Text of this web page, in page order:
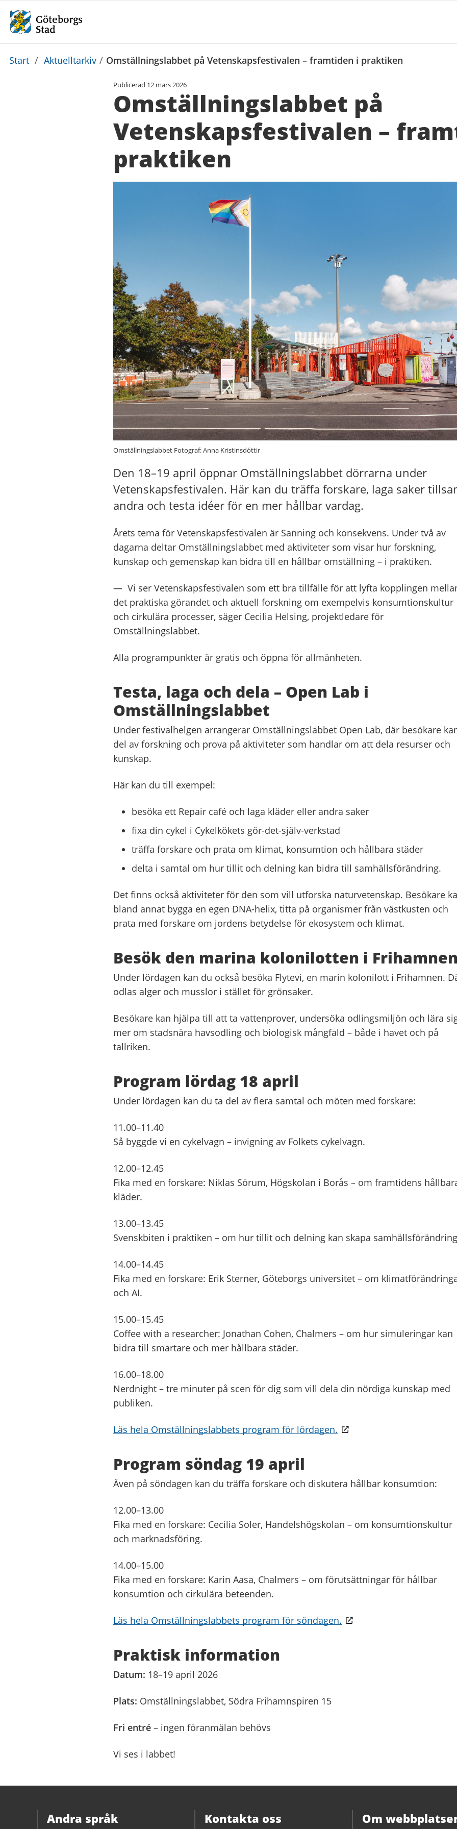
Du
Start / Aktuelltarkiv / Omställningslabbet på Vetenskapsfestivalen – framtiden i praktiken
Publicerad 12 mars 2026
Omställningslabbet på
Vetenskapsfestivalen –
praktiken
Omställningslabbet Fotograf: Anna Kristinsdóttir
Den 18–19 april öppnar Omställningslabbet dörrarna under
Vetenskapsfestivalen. Här kan du träffa forskare, laga saker
andra och testa idéer för en mer hållbar vardag.
Årets tema för Vetenskapsfestivalen är Sanning och konsekvens. Under två av
dagarna deltar Omställningslabbet med aktiviteter som visar hur forskning,
kunskap och gemenskap kan bidra till en hållbar omställning – i praktiken.
— Vi ser Vetenskapsfestivalen som ett bra tillfälle för att lyfta kopplingen
det praktiska görandet och aktuell forskning om exempelvis konsumtionskultur
och cirkulära processer, säger Cecilia Helsing, projektledare för
Omställningslabbet.
Alla programpunkter är gratis och öppna för allmänheten.
Testa, laga och dela – Open Lab i
Omställningslabbet
Under festivalhelgen arrangerar Omställningslabbet Open Lab, där besökare
del av forskning och prova på aktiviteter som handlar om att dela resurser och
kunskap.
Här kan du till exempel:
besöka ett Repair café och laga kläder eller andra saker
fixa din cykel i Cykelkökets gör-det-själv-verkstad
träffa forskare och prata om klimat, konsumtion och hållbara städer
delta i samtal om hur tillit och delning kan bidra till samhällsförändring.
Det finns också aktiviteter för den som vill utforska naturvetenskap. Besökare
bland annat bygga en egen DNA-helix, titta på organismer från västkusten och
prata med forskare om jordens betydelse för ekosystem och klimat.
Besök den marina kolonilotten i Frihamnen
Under lördagen kan du också besöka Flytevi, en marin kolonilott i Frihamnen.
odlas alger och musslor i stället för grönsaker.
Besökare kan hjälpa till att ta vattenprover, undersöka odlingsmiljön och lära
mer om stadsnära havsodling och biologisk mångfald – både i havet och på
tallriken.
Program lördag 18 april
Under lördagen kan du ta del av flera samtal och möten med forskare:
11.00–11.40
Så byggde vi en cykelvagn – invigning av Folkets cykelvagn.
12.00–12.45
Fika med en forskare: Niklas Sörum, Högskolan i Borås – om framtidens
kläder.
13.00–13.45
Svenskbiten i praktiken – om hur tillit och delning kan skapa
14.00–14.45
Fika med en forskare: Erik Sterner, Göteborgs universitet – om
och AI.
15.00–15.45
Coffee with a researcher: Jonathan Cohen, Chalmers – om hur simuleringar kan
bidra till smartare och mer hållbara städer.
16.00–18.00
Nerdnight – tre minuter på scen för dig som vill dela din nördiga kunskap med
publiken.
Läs hela Omställningslabbets program för lördagen.
Program söndag 19 april
Även på söndagen kan du träffa forskare och diskutera hållbar konsumtion:
12.00–13.00
Fika med en forskare: Cecilia Soler, Handelshögskolan – om konsumtionskultur
och marknadsföring.
14.00–15.00
Fika med en forskare: Karin Aasa, Chalmers – om förutsättningar för hållbar
konsumtion och cirkulära beteenden.
Läs hela Omställningslabbets program för söndagen.
Praktisk information
Datum: 18–19 april 2026
Plats: Omställningslabbet, Södra Frihamnspiren 15
Fri entré – ingen föranmälan behövs
Vi ses i labbet!
Andra språk Kontakta oss Om